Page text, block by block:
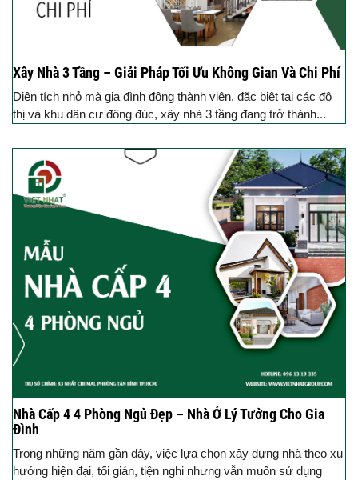
Xây Nhà 3 Tầng – Giải Pháp Tối Ưu Không Gian Và Chi Phí
Diện tích nhỏ mà gia đình đông thành viên, đặc biệt tại các đô
thị và khu dân cư đông đúc, xây nhà 3 tầng đang trở thành...
Nhà Cấp 4 4 Phòng Ngủ Đẹp – Nhà Ở Lý Tưởng Cho Gia
Đình
Trong những năm gần đây, việc lựa chọn xây dựng nhà theo xu
hướng hiện đại, tối giản, tiện nghi nhưng vẫn muốn sử dụng